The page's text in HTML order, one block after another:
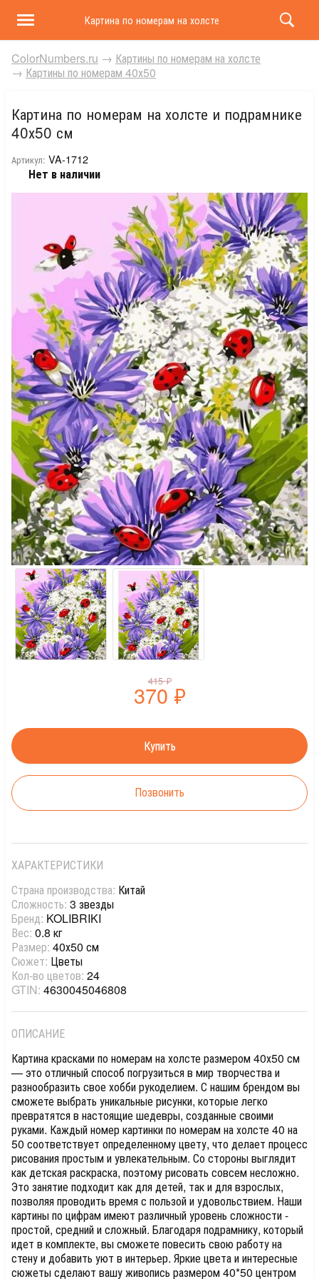
Картина по номерам на холсте и подрамнике 40х50
ColorNumbers.ru → Картины по номерам на холсте
→ Картины по номерам 40х50
Картина по номерам на холсте и подрамнике
40х50 см
Артикул: VA-1712
Нет в наличии
415₽
370 ₽
Позвонить
ХАРАКТЕРИСТИКИ
Страна производства: Китай
Сложность: 3 звезды
Бренд: KOLIBRIKI
Вес: 0.8 кг
Размер: 40х50 см
Сюжет: Цветы
Кол-во цветов: 24
GTIN: 4630045046808
ОПИСАНИЕ
Картина красками по номерам на холсте размером 40х50 см
— это отличный способ погрузиться в мир творчества и
разнообразить свое хобби рукоделием. С нашим брендом вы
сможете выбрать уникальные рисунки, которые легко
превратятся в настоящие шедевры, созданные своими
руками. Каждый номер картинки по номерам на холсте 40 на
50 соответствует определенному цвету, что делает процесс
рисования простым и увлекательным. Со стороны выглядит
как детская раскраска, поэтому рисовать совсем несложно.
Это занятие подходит как для детей, так и для взрослых,
позволяя проводить время с пользой и удовольствием. Наши
картины по цифрам имеют различный уровень сложности -
простой, средний и сложный. Благодаря подрамнику, который
идет в комплекте, вы сможете повесить свою работу на
стену и добавить уют в интерьер. Яркие цвета и интересные
сюжеты сделают вашу живопись размером 40*50 центром